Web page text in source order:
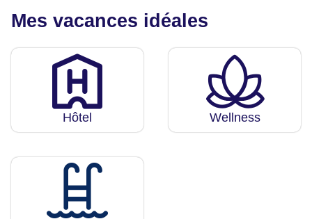
Mes vacances idéales
Hôtel Wellness